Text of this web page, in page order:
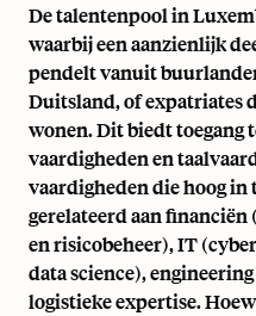
De talentenpool in
waarbij een aanzienlijk
pendelt vanuit
Duitsland, of expatriates
wonen. Dit biedt toegang
vaardigheden en
vaardigheden die hoog
gerelateerd aan
en risicobeheer), IT
data science),
logistieke expertise.